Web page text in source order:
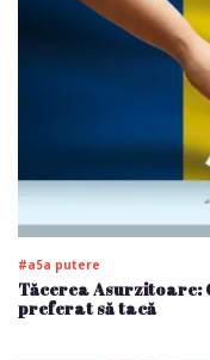
#a5a putere
Tăcerea Asurzitoare:
preferat să tacă